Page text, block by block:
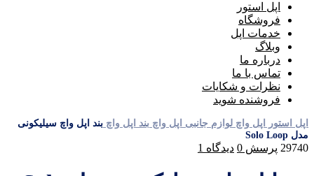
اپل استور
فروشگاه
خدمات اپل
وبلاگ
درباره ما
تماس با ما
نظرات و شکایات
فروشنده شوید
اپل استور اپل واچ لوازم جانبی اپل واچ بند اپل واچ بند اپل واچ سیلیکونی
مدل Solo Loop
29740 پرسش 0 دیدگاه 1